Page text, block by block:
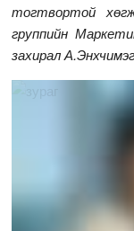
тогтвортой
группийн
захирал